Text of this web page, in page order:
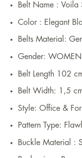
Belt Name : Voila
Color : Elegant
Belts Material:
Gender: WOMEN
Belt Length 102
Belt Width: 1,5
Style: Office &
Pattern Type:
Buckle Material :